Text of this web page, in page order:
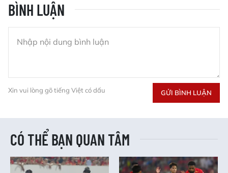
BÌNH LUẬN
Xin vui lòng gõ tiếng Việt có dấu GỬI BÌNH LUẬN
CÓ THỂ BẠN QUAN TÂM